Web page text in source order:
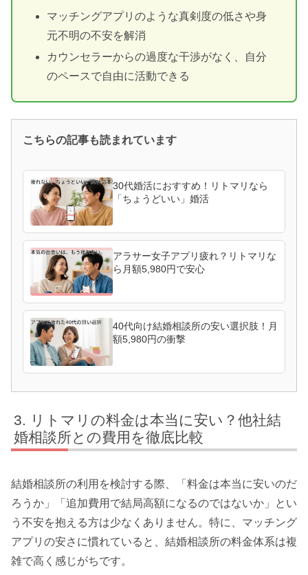
マッチングアプリのような真剣度の低さや身
元不明の不安を解消
カウンセラーからの過度な干渉がなく、自分
のペースで自由に活動できる
こちらの記事も読まれています
30代婚活におすすめ！リトマリなら
「ちょうどいい」婚活
アラサー女子アプリ疲れ？リトマリな
ら月額5,980円で安心
40代向け結婚相談所の安い選択肢！月
額5,980円の衝撃
リトマリの料金は本当に安い？他社結
婚相談所との費用を徹底比較
結婚相談所の利用を検討する際、「料金は本当に安いのだ
ろうか」「追加費用で結局高額になるのではないか」とい
う不安を抱える方は少なくありません。特に、マッチング
アプリの安さに慣れていると、結婚相談所の料金体系は複
雑で高く感じがちです。